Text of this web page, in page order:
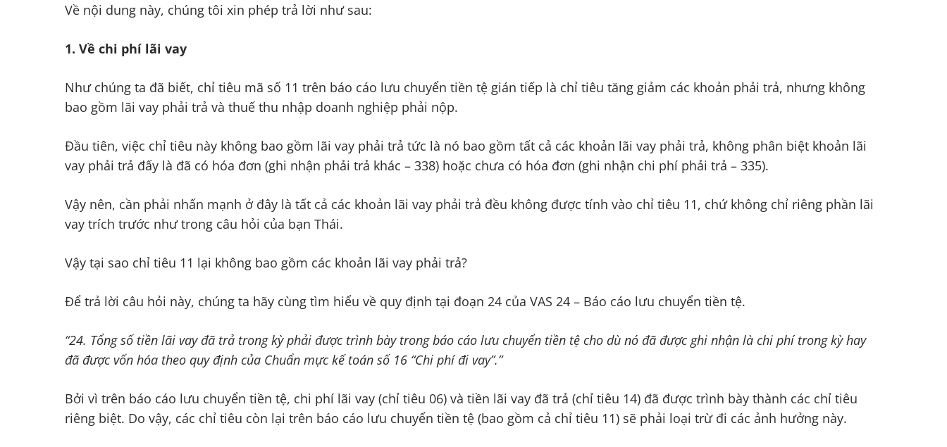
Về nội dung này, chúng tôi xin phép trả lời như sau:
1. Về chi phí lãi vay
Như chúng ta đã biết, chỉ tiêu mã số 11 trên báo cáo lưu chuyển tiền tệ gián tiếp là chỉ tiêu tăng giảm các khoản phải trả, nhưng không
bao gồm lãi vay phải trả và thuế thu nhập doanh nghiệp phải nộp.
Đầu tiên, việc chỉ tiêu này không bao gồm lãi vay phải trả tức là nó bao gồm tất cả các khoản lãi vay phải trả, không phân biệt khoản lãi
vay phải trả đấy là đã có hóa đơn (ghi nhận phải trả khác – 338) hoặc chưa có hóa đơn (ghi nhận chi phí phải trả – 335).
Vậy nên, cần phải nhấn mạnh ở đây là tất cả các khoản lãi vay phải trả đều không được tính vào chỉ tiêu 11, chứ không chỉ riêng phần lãi
vay trích trước như trong câu hỏi của bạn Thái.
Vậy tại sao chỉ tiêu 11 lại không bao gồm các khoản lãi vay phải trả?
Để trả lời câu hỏi này, chúng ta hãy cùng tìm hiểu về quy định tại đoạn 24 của VAS 24 – Báo cáo lưu chuyển tiền tệ.
“24. Tổng số tiền lãi vay đã trả trong kỳ phải được trình bày trong báo cáo lưu chuyển tiền tệ cho dù nó đã được ghi nhận là chi phí trong kỳ hay
đã được vốn hóa theo quy định của Chuẩn mực kế toán số 16 “Chi phí đi vay”.”
Bởi vì trên báo cáo lưu chuyển tiền tệ, chi phí lãi vay (chỉ tiêu 06) và tiền lãi vay đã trả (chỉ tiêu 14) đã được trình bày thành các chỉ tiêu
riêng biệt. Do vậy, các chỉ tiêu còn lại trên báo cáo lưu chuyển tiền tệ (bao gồm cả chỉ tiêu 11) sẽ phải loại trừ đi các ảnh hưởng này.